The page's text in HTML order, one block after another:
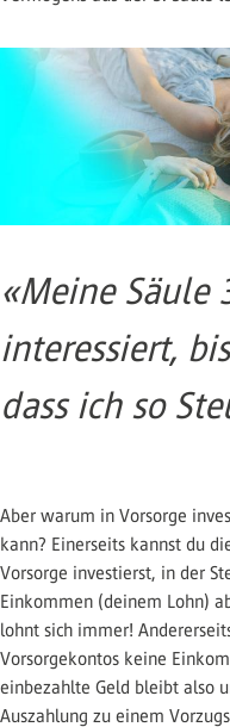
«Meine Säule
interessiert,
dass ich so
Aber warum in Vorsorge
kann? Einerseits kannst du
Vorsorge investierst, in der
Einkommen (deinem Lohn)
lohnt sich immer!
Vorsorgekontos keine
einbezahlte Geld bleibt also
Auszahlung zu einem